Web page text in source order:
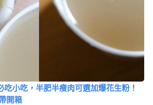
吃小吃，半肥半瘦肉可選加爆花生粉！
開箱